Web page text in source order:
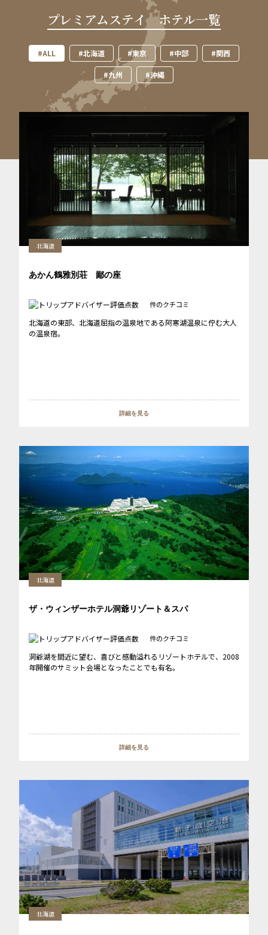
プレミアムステイ ホテル一覧
#ALL #北海道 #東京 #中部 #関西
#九州 #沖縄
北海道
あかん鶴雅別荘 鄙の座
件のクチコミ
北海道の東部、北海道屈指の温泉地である阿寒湖温泉に佇む大人
の温泉宿。
詳細を見る
北海道
ザ・ウィンザーホテル洞爺リゾート＆スパ
件のクチコミ
洞爺湖を間近に望む、喜びと感動溢れるリゾートホテルで、2008
年開催のサミット会場となったことでも有名。
詳細を見る
北海道